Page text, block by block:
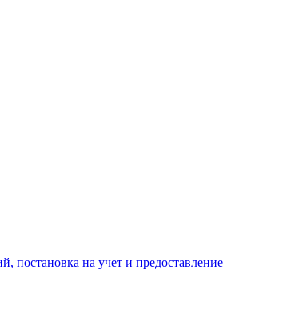
постановка на учет и предоставление